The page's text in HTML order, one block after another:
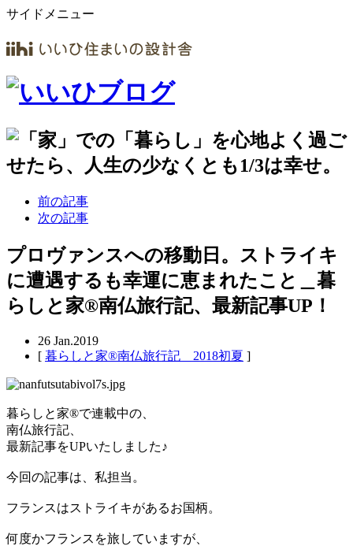
サイドメニュー
前の記事
次の記事
プロヴァンスへの移動日。ストライキ
に遭遇するも幸運に恵まれたこと＿暮
らしと家®南仏旅行記、最新記事UP！
26 Jan.2019
[ 暮らしと家®南仏旅行記＿2018初夏 ]
暮らしと家®で連載中の、
南仏旅行記、
最新記事をUPいたしました♪
今回の記事は、私担当。
フランスはストライキがあるお国柄。
何度かフランスを旅していますが、